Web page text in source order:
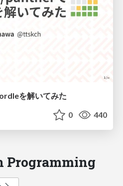
を解いてみた
0 440
Programming